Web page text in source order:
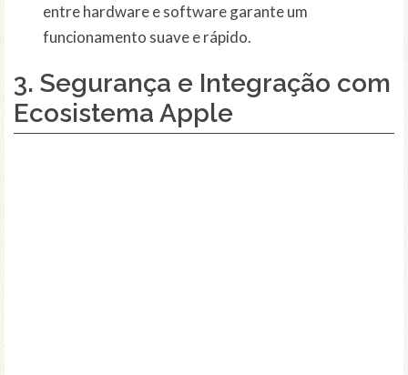
entre hardware e software garante um
funcionamento suave e rápido.
3. Segurança e Integração com
Ecosistema Apple